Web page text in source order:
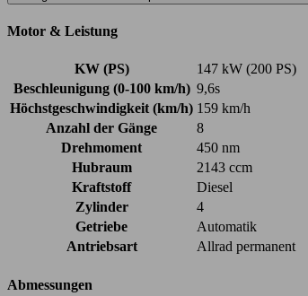
Motor & Leistung
KW (PS)
147 kW (200 PS)
Beschleunigung (0-100 km/h) 9,6s
Höchstgeschwindigkeit (km/h) 159 km/h
Anzahl der Gänge
8
Drehmoment
450 nm
Hubraum
2143 ccm
Kraftstoff
Diesel
Zylinder
4
Getriebe
Automatik
Antriebsart
Allrad permanent
Abmessungen